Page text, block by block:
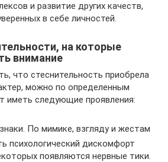
и развитие других качеств,
в себе личностей.
на которые
внимание
что стеснительность приобрела
можно по определенным
иметь следующие проявления:
По мимике, взгляду и жестам
психологический дискомфорт
появляются нервные тики.